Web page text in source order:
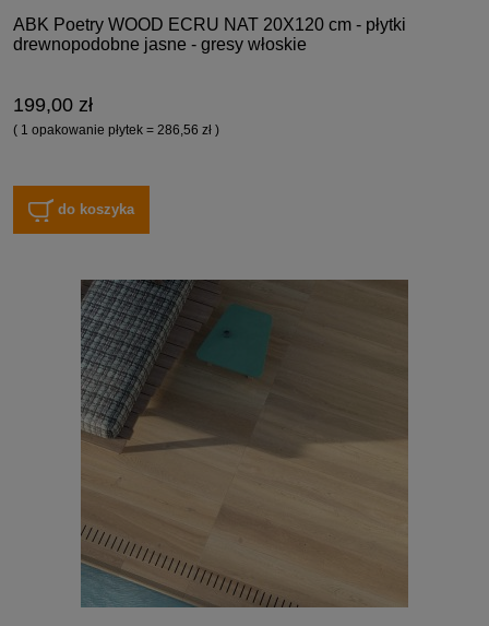
ABK Poetry WOOD ECRU NAT 20X120 cm - płytki
drewnopodobne jasne - gresy włoskie
199,00 zł
( 1 opakowanie płytek = 286,56 zł )
do koszyka